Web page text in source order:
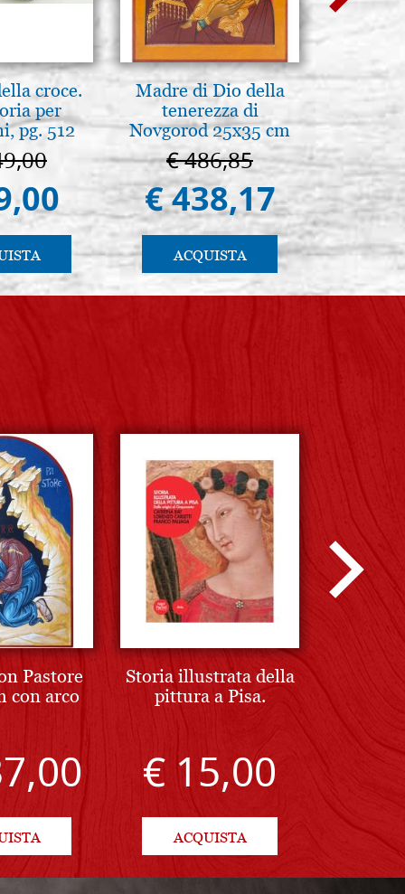
croce.
per
pg. 512
Madre di Dio della
tenerezza di
Novgorod 25x35 cm
€ 486,85
€ 438,17
ACQUISTA
€
€
Pastore
con arco
Storia illustrata della
pittura a Pisa.
€ 15,00
ACQUISTA